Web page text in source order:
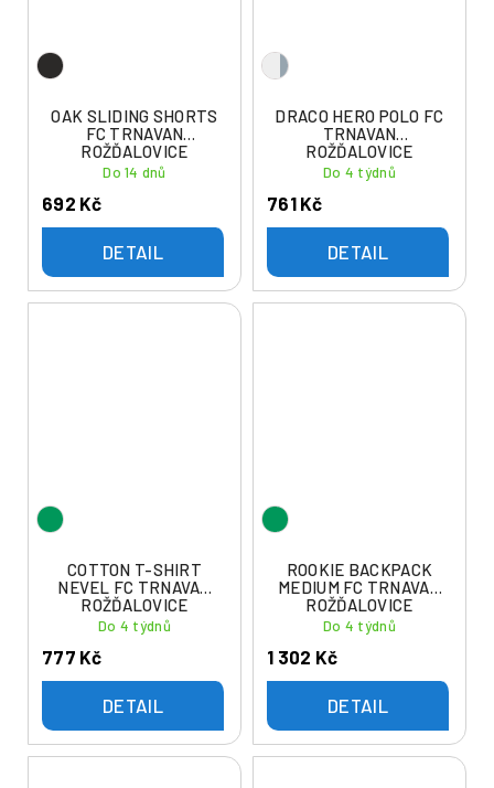
OAK SLIDING SHORTS
FC TRNAVAN
ROŽĎALOVICE
Do 14 dnů
692 Kč
DETAIL
DRACO HERO POLO FC
TRNAVAN
ROŽĎALOVICE
Do 4 týdnů
761 Kč
DETAIL
COTTON T-SHIRT
NEVEL FC TRNAVAN
ROŽĎALOVICE
Do 4 týdnů
777 Kč
DETAIL
ROOKIE BACKPACK
MEDIUM FC TRNAVAN
ROŽĎALOVICE
Do 4 týdnů
1 302 Kč
DETAIL